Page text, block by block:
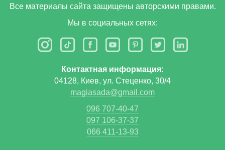
Все материалы сайта защищены авторскими правами.
Мы в социальных сетях:
Контактная информация:
04128, Киев, ул. Стеценко, 30/4
magiasada@gmail.com
096 707-40-47
097 106-37-37
066 411-13-93